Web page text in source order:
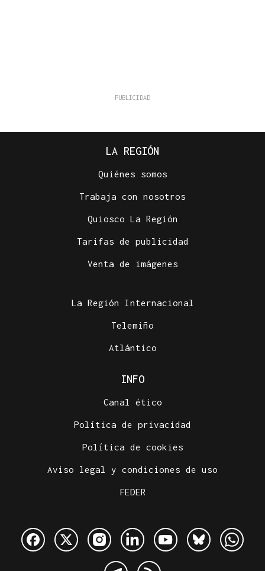
LA REGIÓN
Quiénes somos
Trabaja con nosotros
Quiosco La Región
Tarifas de publicidad
Venta de imágenes
La Región Internacional
Telemiño
Atlántico
INFO
Canal ético
Política de privacidad
Política de cookies
Aviso legal y condiciones de uso
FEDER